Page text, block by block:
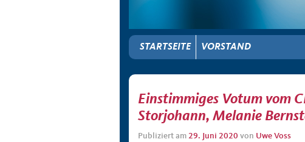
STARTSEITE VORSTAND
Einstimmiges Votum vom
Storjohann, Melanie
Publiziert am 29. Juni 2020 von Uwe Voss